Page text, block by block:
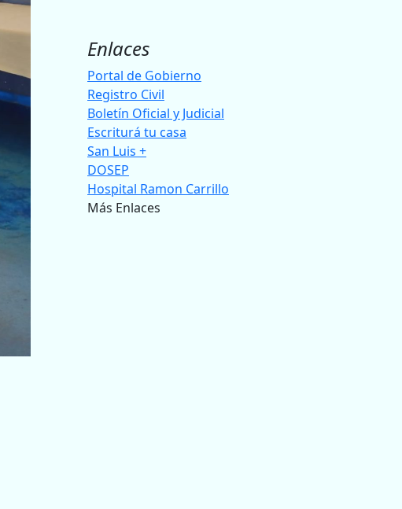
Enlaces
Portal de Gobierno
Registro Civil
Boletín Oficial y Judicial
Escriturá tu casa
San Luis +
DOSEP
Hospital Ramon Carrillo
Más Enlaces